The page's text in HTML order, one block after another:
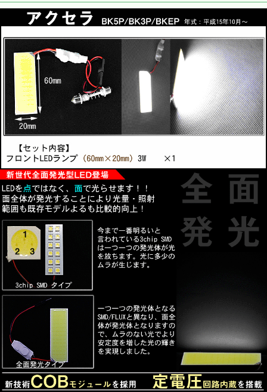
■適合：アクセラ/アクセラスポーツ/マツダスピードアクセラ
BK5P/BK3P/BKEP 対応
年式:H15/10-現在
■新世代全面発光型LED登場
LEDを点ではなく、面で光らせます！
一つ一つの発光体となるSMD/FLUXと異なり、面全体が発
光体となりので、
ムラのない光でより安定度を増した光の輝きを実現しまし
た。
■新技術COBモジュールを採用
発光面の底に搭載されている新技術のCOBモジュールが
発光体全面を光らすこと
により、SMD/FLUXより薄く明るいランプが実現しまし
た。
■定電圧回路内蔵
発光駆動に定電流回路に内装しており、ハイブリッド車、
アイドリングストップ
付車等の電圧振れ幅の大きい車両で起こるチラツキや光源
の明滅をなくし安定し
た点灯をします。
■長寿命 省エネ
COBモジュールの寿命は約30，000～50，000時間となり
ます。
ほぼ取替える必要がないので、従来より経済的になりま
す。
※寿命時間は状況などにより異なる場合がございます。
発光の際に必要なエネルギーを効率よく熱を持たさずに発
光させることを実現。
■3種類のアダプターが付属
T10ウェッジ型